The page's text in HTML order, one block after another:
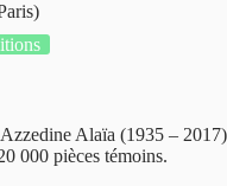
Alaïa (1935 –
000 pièces témoins.